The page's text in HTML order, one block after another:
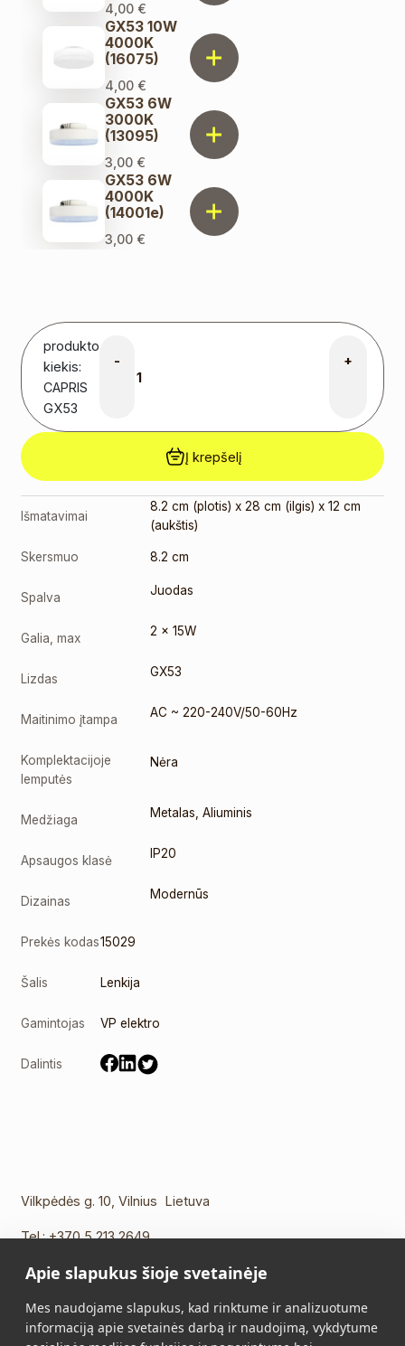
4,00 €
GX53 10W
4000K
(16075)
4,00 €
GX53 6W
3000K
(13095)
3,00 €
GX53 6W
4000K
(14001e)
3,00 €
produkto
kiekis:
CAPRIS
GX53
- +
Į krepšelį
Išmatavimai
8.2 cm (plotis) x 28 cm (ilgis) x 12 cm
(aukštis)
Skersmuo 8.2 cm
Spalva Juodas
Galia, max 2 x 15W
Lizdas GX53
Maitinimo įtampa AC ~ 220-240V/50-60Hz
Komplektacijoje
lemputės
Nėra
Medžiaga Metalas ,Aliuminis
Apsaugos klasė IP20
Dizainas Modernūs
Prekės kodas15029
Šalis Lenkija
Gamintojas VP elektro
Dalintis
Vilkpėdės g. 10, Vilnius Lietuva
Tel.:+370 5 213 2649
El. paštas:info@vidalis.lt
Pagrindinis Visi produktai
Apie slapukus šioje svetainėje
Mes naudojame slapukus, kad rinktume ir analizuotume
informaciją apie svetainės darbą ir naudojimą, vykdytume